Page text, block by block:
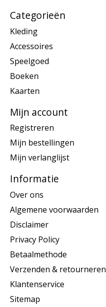
Categorieën
Kleding
Accessoires
Speelgoed
Boeken
Kaarten
Mijn account
Registreren
Mijn bestellingen
Mijn verlanglijst
Informatie
Over ons
Algemene voorwaarden
Disclaimer
Privacy Policy
Betaalmethode
Verzenden & retourneren
Klantenservice
Sitemap